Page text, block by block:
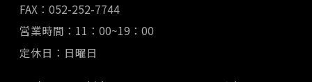
FAX：052-252-7744
営業時間：11：00~19：00
定休日：日曜日